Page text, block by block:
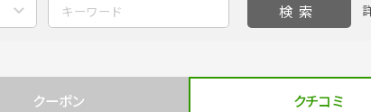
クーポン クチコミ